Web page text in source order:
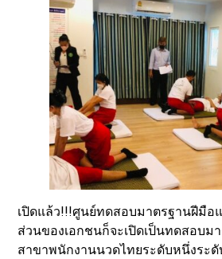
เปิดแล้ว!!!ศูนย์ทดสอบมาตรฐานฝีมือ
ส่วนของเอกชนก็จะเปิดเป็นทดสอบม
สาขาพนักงานนวดไทยระดับหนึ่งระ